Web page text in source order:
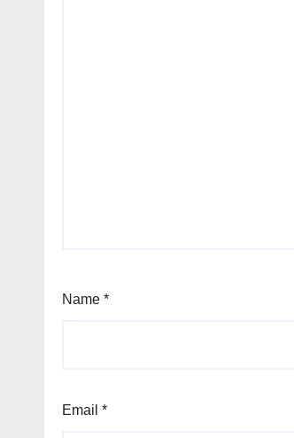
Name *
Email *